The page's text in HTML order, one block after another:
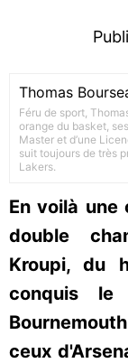
Thomas
Féru de sport,
orange du basket,
Master et d’une
suit toujours de très
Lakers.
En voilà une
double
Kroupi, du
conquis le
ceux